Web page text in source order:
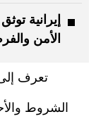
إيرانية
الأمن
تعرف إلى
الشروط